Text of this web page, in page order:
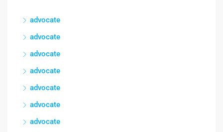
advocate
advocate
advocate
advocate
advocate
advocate
advocate